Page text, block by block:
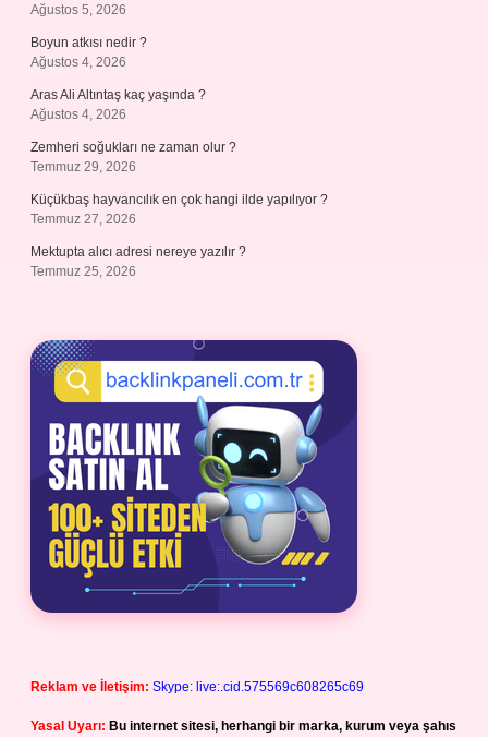
Ağustos 5, 2026
Boyun atkısı nedir ?
Ağustos 4, 2026
Aras Ali Altıntaş kaç yaşında ?
Ağustos 4, 2026
Zemheri soğukları ne zaman olur ?
Temmuz 29, 2026
Küçükbaş hayvancılık en çok hangi ilde yapılıyor ?
Temmuz 27, 2026
Mektupta alıcı adresi nereye yazılır ?
Temmuz 25, 2026
Reklam ve İletişim: Skype: live:.cid.575569c608265c69
Yasal Uyarı: Bu internet sitesi, herhangi bir marka, kurum veya şahıs